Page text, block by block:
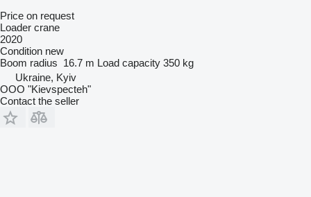
Price on request
Loader crane
2020
Condition new
Boom radius 16.7 m Load capacity 350 kg
Ukraine, Kyiv
OOO "Kievspecteh"
Contact the seller